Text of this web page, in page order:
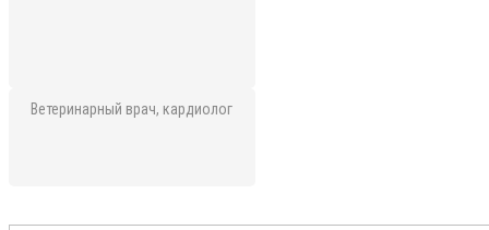
Ветеринарный врач, кардиолог